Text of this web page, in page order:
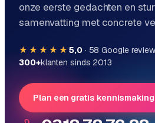
s
o
e
onze eerste gedachten en
samenvatting met concrete
★★★★★ 5,0· 58 Google
300+klanten sinds 2013
Plan een gratis kennismaking